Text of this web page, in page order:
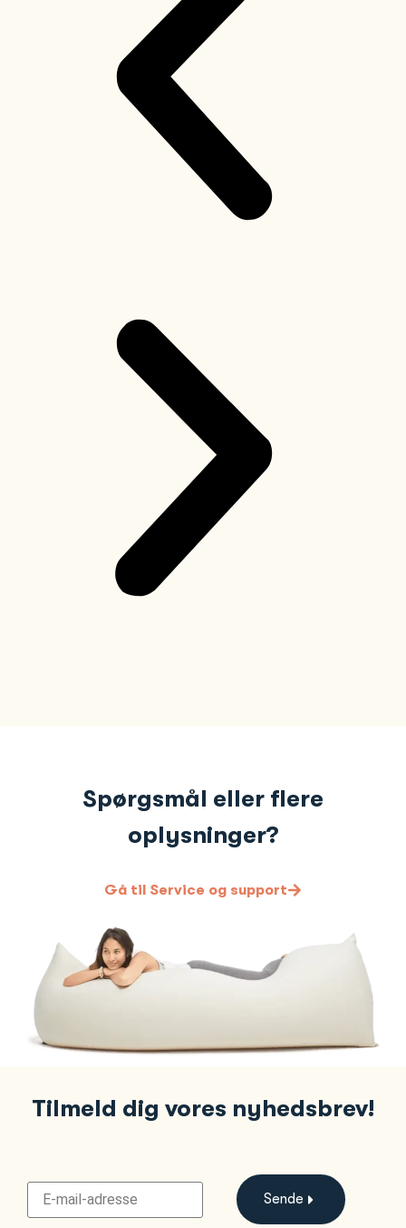
Spørgsmål eller flere
oplysninger?
Gå til Service og support
Tilmeld dig vores nyhedsbrev!
Sende